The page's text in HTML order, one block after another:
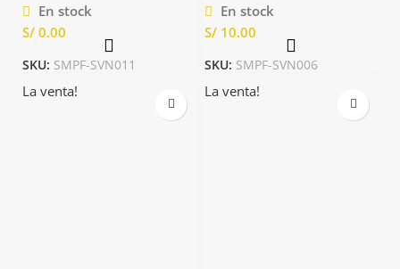
En stock
S/
SKU: SMPF-SVN011
En stock
S/
SKU: SMPF-SVN006
La venta! La venta!